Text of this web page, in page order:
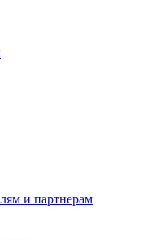
и партнерам